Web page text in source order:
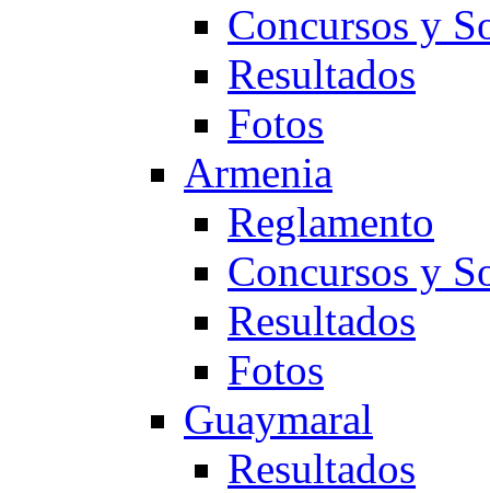
Concursos y
Resultados
Fotos
Armenia
Reglamento
Concursos y
Resultados
Fotos
Guaymaral
Resultados